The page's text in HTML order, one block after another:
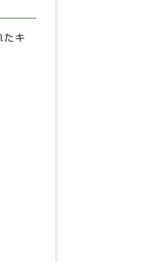
たキ